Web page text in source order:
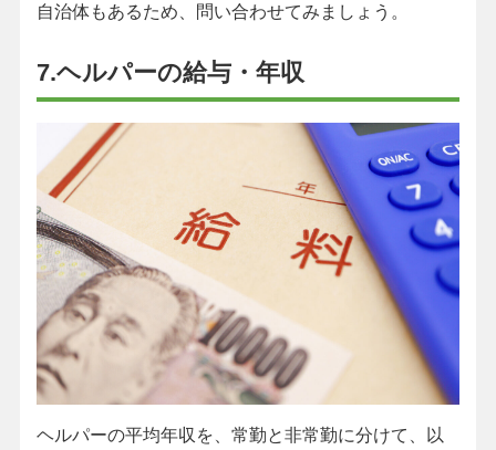
自治体もあるため、問い合わせてみましょう。
7.ヘルパーの給与・年収
ヘルパーの平均年収を、常勤と非常勤に分けて、以